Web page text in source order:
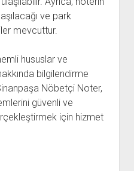
ve park
mevcuttur.
hususlar ve
bilgilendirme
Nöbetçi Noter,
güvenli ve
için hizmet